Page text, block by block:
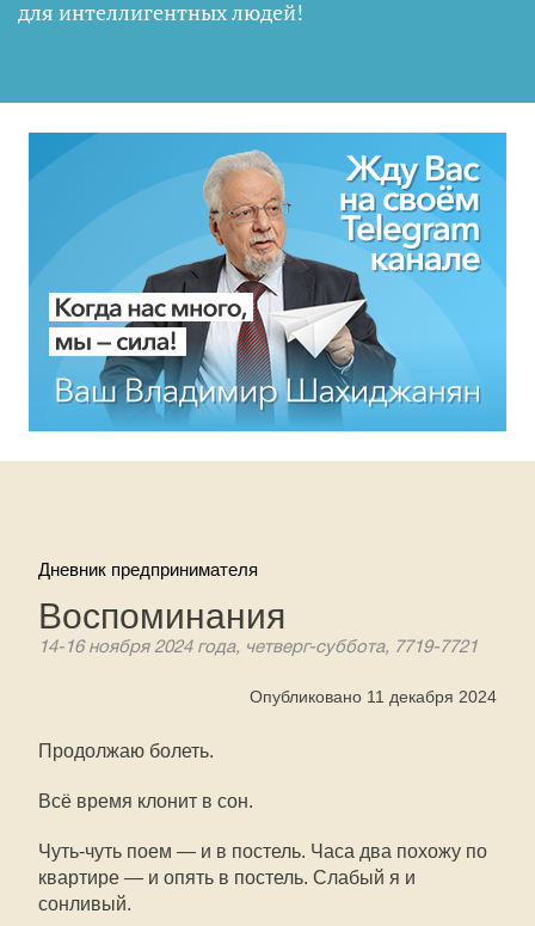
для интеллигентных людей!
Дневник предпринимателя
Воспоминания
14-16 ноября 2024 года, четверг-суббота, 7719-7721
Опубликовано 11 декабря 2024
Продолжаю болеть.
Всё время клонит в сон.
Чуть-чуть поем — и в постель. Часа два похожу по
квартире — и опять в постель. Слабый я и
сонливый.